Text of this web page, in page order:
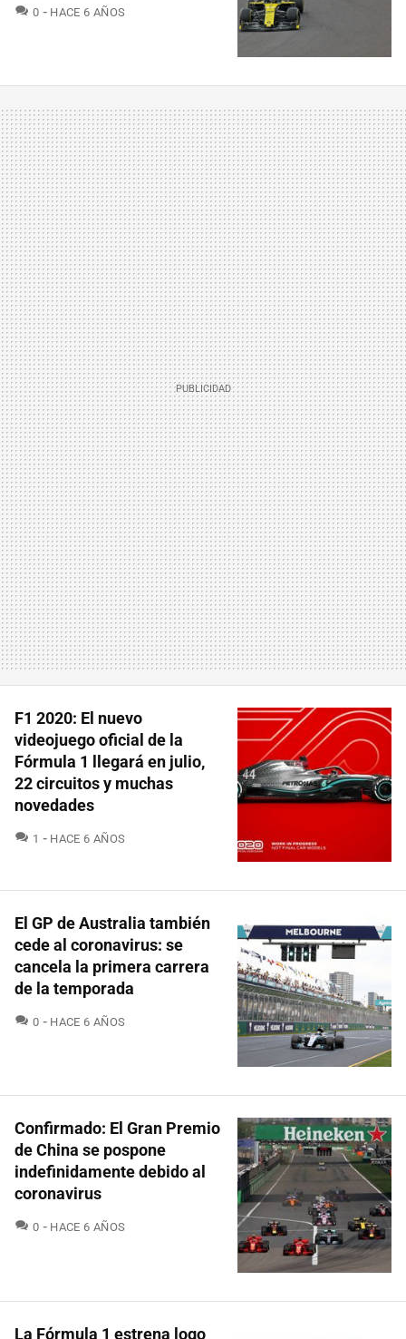
0 COMENTARIOS
HACE 6 AÑOS
F1 2020: El nuevo
videojuego oficial de la
Fórmula 1 llegará en julio,
22 circuitos y muchas
novedades
1 COMENTARIOS
HACE 6 AÑOS
El GP de Australia también
cede al coronavirus: se
cancela la primera carrera
de la temporada
0 COMENTARIOS
HACE 6 AÑOS
Confirmado: El Gran Premio
de China se pospone
indefinidamente debido al
coronavirus
0 COMENTARIOS
HACE 6 AÑOS
La Fórmula 1 estrena logo